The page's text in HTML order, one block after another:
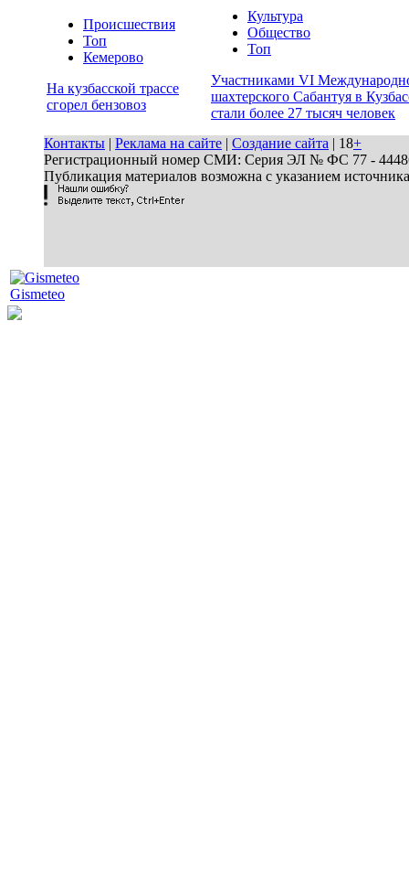
Происшествия
Топ
Кемерово
На кузбасской трассе
сгорел бензовоз
Культура
Общество
Топ
Участниками VI
шахтерского Сабантуя в
стали более 27 тысяч человек
Контакты | Реклама на сайте | Создание сайта | 18+
Регистрационный номер СМИ: Серия ЭЛ № ФС 77 - 44486
Публикация материалов возможна с указанием
Gismeteo